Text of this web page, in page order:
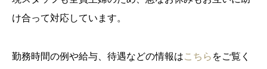
け合って対応しています。
勤務時間の例や給与、待遇などの情報はこちら をご覧く